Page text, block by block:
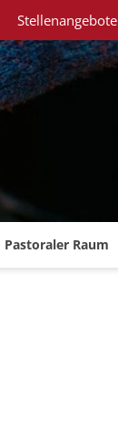
Pastoraler Raum
Stellenangebote